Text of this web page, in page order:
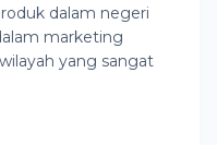
dalam negeri
marketing
yang sangat